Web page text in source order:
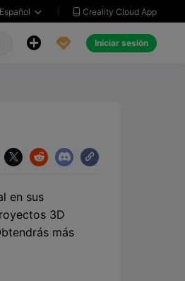
Español   Creality Cloud App
  Iniciar sesión
   
en sus
3D
más